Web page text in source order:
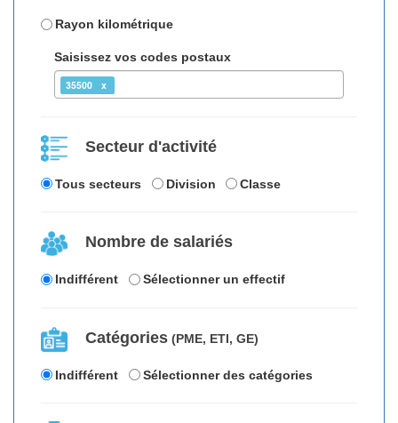
Rayon kilométrique
Saisissez vos codes postaux
35500
Secteur d'activité
Tous secteurs Division Classe
Nombre de salariés
Indifférent Sélectionner un effectif
Catégories (PME, ETI, GE)
Indifférent Sélectionner des catégories